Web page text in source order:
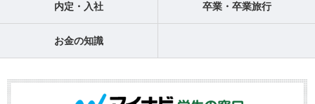
内定・入社 卒業・卒業旅行
お金の知識